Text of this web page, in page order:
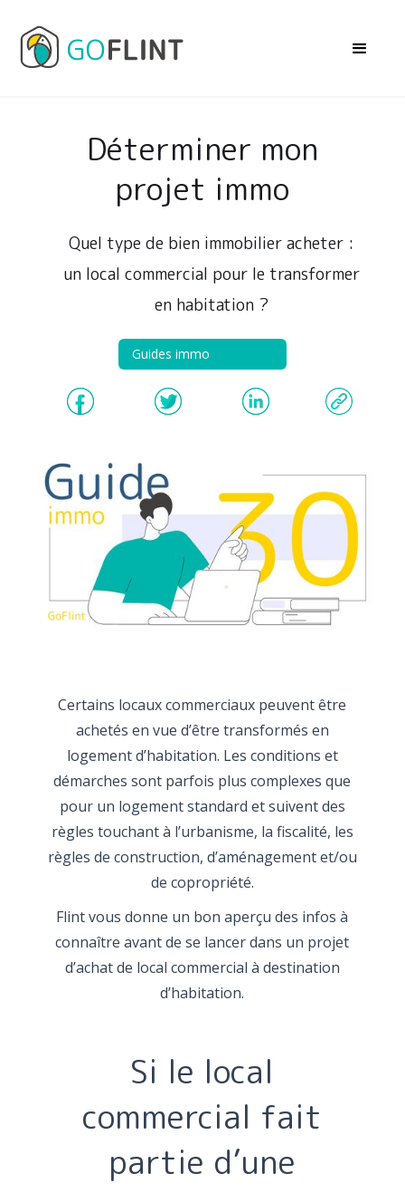
Déterminer mon
projet immo
Quel type de bien immobilier acheter :
un local commercial pour le transformer
en habitation ?
Guides immo
Certains locaux commerciaux peuvent être
achetés en vue d’être transformés en
logement d’habitation. Les conditions et
démarches sont parfois plus complexes que
pour un logement standard et suivent des
règles touchant à l’urbanisme, la fiscalité, les
règles de construction, d’aménagement et/ou
de copropriété.
Flint vous donne un bon aperçu des infos à
connaître avant de se lancer dans un projet
d’achat de local commercial à destination
d’habitation.
Si le local
commercial fait
partie d’une